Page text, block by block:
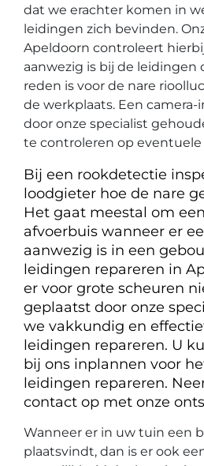
dat we erachter komen in
leidingen zich bevinden.
Apeldoorn controleert
aanwezig is bij de leidingen
reden is voor de nare
de werkplaats. Een
door onze specialist
te controleren op eventuele
Bij een rookdetectie
loodgieter hoe de nare
Het gaat meestal om
afvoerbuis wanneer er
aanwezig is in een
leidingen repareren in
er voor grote scheuren
geplaatst door onze
we vakkundig en
leidingen repareren. U
bij ons inplannen voor
leidingen repareren.
contact op met onze
Wanneer er in uw tuin een
plaatsvindt, dan is er ook